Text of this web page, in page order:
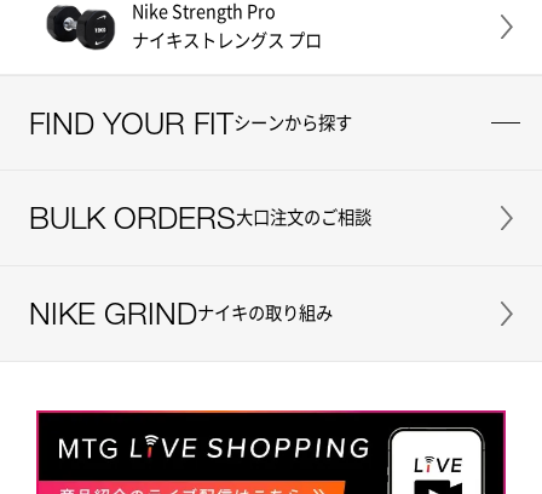
Nike Strength Pro
ナイキストレングス プロ
FIND YOUR FITシーンから探す
BULK ORDERS大口注文のご相談
NIKE GRINDナイキの取り組み